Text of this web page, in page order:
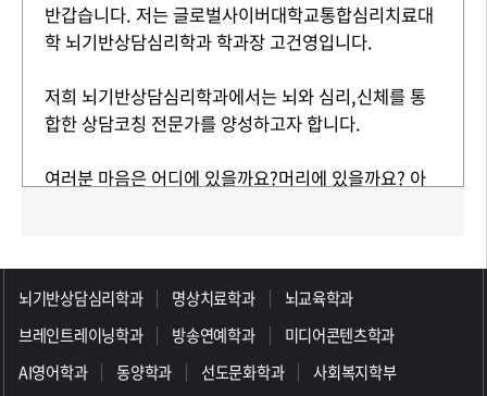
반갑습니다. 저는 글로벌사이버대학교통합심리치료대
학 뇌기반상담심리학과 학과장 고건영입니다.
저희 뇌기반상담심리학과에서는 뇌와 심리,신체를 통
합한 상담코칭 전문가를 양성하고자 합니다.
여러분 마음은 어디에 있을까요?머리에 있을까요? 아
어렵습니다.
그렇다면 가장 중요한 심리치료의대상은 뇌라고 할 수
있을 것 같습니다.
뇌기반상담심리학과 명상치료학과
뇌교육학과
브레인트레이닝학과
방송연예학과
미디어콘텐츠학과
AI영어학과
동양학과 선도문화학과
사회복지학부